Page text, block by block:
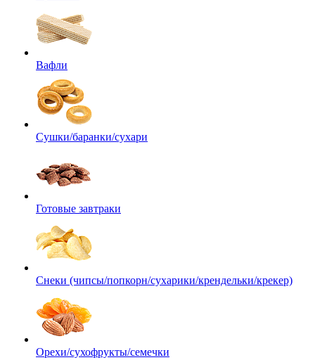
Вафли
Сушки/баранки/сухари
Готовые завтраки
Снеки (чипсы/попкорн/сухарики/крендельки/крекер)
Орехи/сухофрукты/семечки